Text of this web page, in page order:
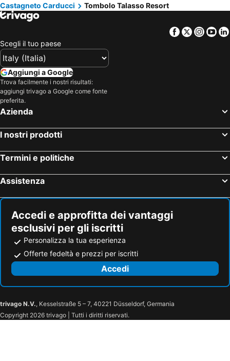
Castagneto Carducci
Tombolo Talasso Resort
Facebook
Twitter
Scegli il tuo paese
Aggiungi a Google
Trova facilmente i nostri risultati:
aggiungi trivago a Google come fonte
preferita.
Azienda
I nostri prodotti
Termini e politiche
Assistenza
Accedi e approfitta dei vantaggi
esclusivi per gli iscritti
Personalizza la tua esperienza
Offerte fedeltà e prezzi per iscritti
Accedi
trivago N.V., Kesselstraße 5 – 7, 40221 Düsseldorf, Germania
Copyright 2026 trivago | Tutti i diritti riservati.